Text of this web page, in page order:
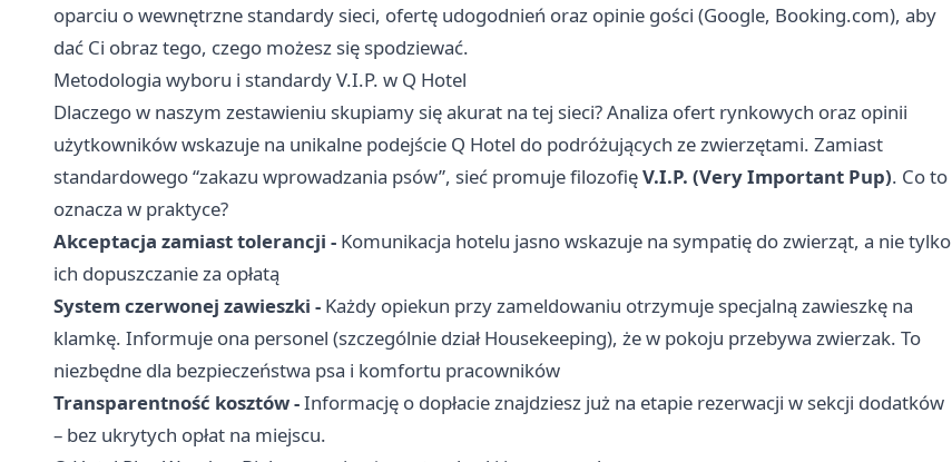
oparciu o wewnętrzne standardy sieci, ofertę udogodnień oraz opinie gości (Google, Booking.com), aby
dać Ci obraz tego, czego możesz się spodziewać.
Metodologia wyboru i standardy V.I.P. w Q Hotel
Dlaczego w naszym zestawieniu skupiamy się akurat na tej sieci? Analiza ofert rynkowych oraz opinii
użytkowników wskazuje na unikalne podejście Q Hotel do podróżujących ze zwierzętami. Zamiast
standardowego “zakazu wprowadzania psów”, sieć promuje filozofięV.I.P. (Very Important Pup). Co to
oznacza w praktyce?
Akceptacja zamiast tolerancji - Komunikacja hotelu jasno wskazuje na sympatię do zwierząt, a nie tylko
ich dopuszczanie za opłatą
System czerwonej zawieszki - Każdy opiekun przy zameldowaniu otrzymuje specjalną zawieszkę na
klamkę. Informuje ona personel (szczególnie dział Housekeeping), że w pokoju przebywa zwierzak. To
niezbędne dla bezpieczeństwa psa i komfortu pracowników
Transparentność kosztów -Informację o dopłacie znajdziesz już na etapie rezerwacji w sekcji dodatków
– bez ukrytych opłat na miejscu.